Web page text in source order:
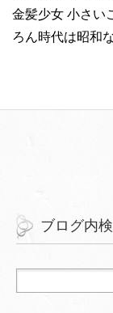
金髪少女 小さい
ろん時代は昭和
ブログ内